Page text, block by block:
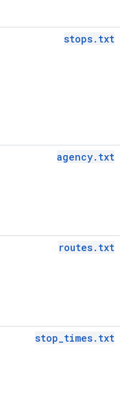
stops.txt
agency.txt
routes.txt
stop_times.txt